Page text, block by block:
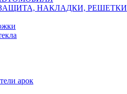
НАКЛАДКИ, РЕШЕТКИ
арок